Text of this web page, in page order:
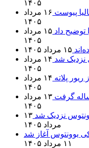
۱۴۰۵
پیوست
۱۶ مرداد
۱۴۰۵
توضیح داد
۱۵ مرداد
۱۴۰۵
۱۵ مرداد ۱۴۰۵
نزدیک شد
۱۴ مرداد
۱۴۰۵
پلاته
۱۴ مرداد
۱۴۰۵
گرفت
۱۳ مرداد
۱۴۰۵
نزدیک شد ۱۳
مرداد ۱۴۰۵
یوونتوس آغاز شد
۱۱ مرداد ۱۴۰۵